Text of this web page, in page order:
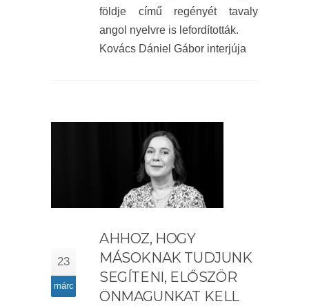
földje című regényét tavaly
angol nyelvre is lefordították.
Kovács Dániel Gábor interjúja
23
márc
AHHOZ, HOGY
MÁSOKNAK TUDJUNK
SEGÍTENI, ELŐSZÖR
ÖNMAGUNKAT KELL